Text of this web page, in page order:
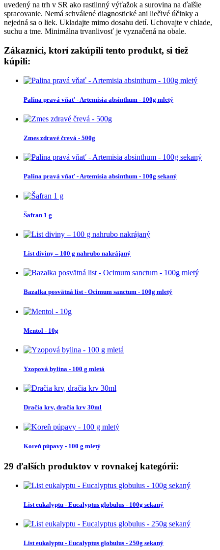
uvedený na trh v SR ako rastlinný výťažok a surovina na ďalšie
spracovanie. Nemá schválené diagnostické ani liečivé účinky a
nejedná sa o liek. Ukladajte mimo dosahu detí. Uchovajte v chlade,
suchu a tme. Minimálna trvanlivosť je vyznačená na obale.
Zákazníci, ktorí zakúpili tento produkt, si tiež
kúpili:
Palina pravá vňať - Artemisia absinthum - 100g mletý
Zmes zdravé črevá - 500g
Palina pravá vňať - Artemisia absinthum - 100g sekaný
Šafran 1 g
List diviny – 100 g nahrubo nakrájaný
Bazalka posvätná list - Ocimum sanctum - 100g mletý
Mentol - 10g
Yzopová bylina - 100 g mletá
Dračia krv, dračia krv 30ml
Koreň púpavy - 100 g mletý
29 ďalších produktov v rovnakej kategórii:
List eukalyptu - Eucalyptus globulus - 100g sekaný
List eukalyptu - Eucalyptus globulus - 250g sekaný